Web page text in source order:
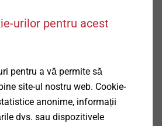
în tehnologia
urilor pentru acest
pentru a vă permite să
site-ul nostru web. Cookie-
anonime, informații
dvs. sau dispozitivele